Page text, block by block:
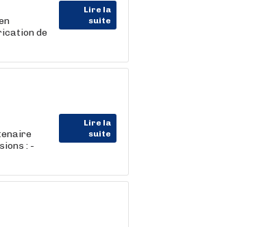
Lire la
suite
de
Lire la
suite
: -